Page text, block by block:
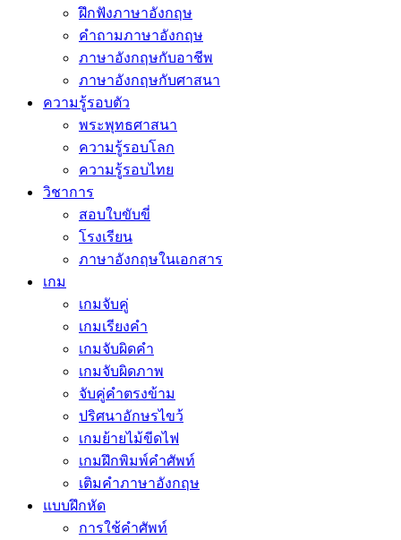
ฝึกฟังภาษาอังกฤษ
คำถามภาษาอังกฤษ
ภาษาอังกฤษกับอาชีพ
ภาษาอังกฤษกับศาสนา
ความรู้รอบตัว
พระพุทธศาสนา
ความรู้รอบโลก
ความรู้รอบไทย
วิชาการ
สอบใบขับขี่
โรงเรียน
ภาษาอังกฤษในเอกสาร
เกม
เกมจับคู่
เกมเรียงคำ
เกมจับผิดคำ
เกมจับผิดภาพ
จับคู่คำตรงข้าม
ปริศนาอักษรไขว้
เกมย้ายไม้ขีดไฟ
เกมฝึกพิมพ์คำศัพท์
เติมคำภาษาอังกฤษ
แบบฝึกหัด
การใช้คำศัพท์